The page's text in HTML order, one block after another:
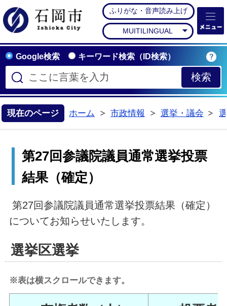
石岡市公式ホームペー
ふりがな・音声読み上げ
MUITILINGUAL
Google検索 キーワード検索（ID検索）
現在のページ ホーム
市政情報
選挙・議会
第27回参議院議員通常選挙投票
結果（確定）
第27回参議院議員通常選挙投票結果（確定）
についてお知らせいたします。
選挙区選挙
※表は横スクロールできます。